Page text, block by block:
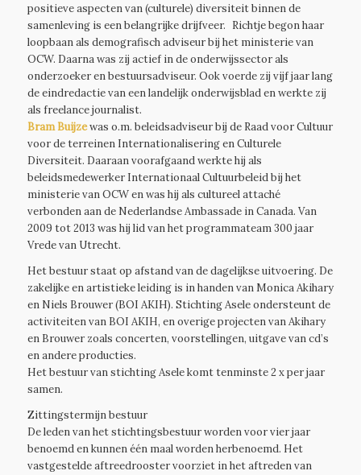
positieve aspecten van (culturele) diversiteit binnen de
samenleving is een belangrijke drijfveer. Richtje begon haar
loopbaan als demografisch adviseur bij het ministerie van
OCW. Daarna was zij actief in de onderwijssector als
onderzoeker en bestuursadviseur. Ook voerde zij vijf jaar lang
de eindredactie van een landelijk onderwijsblad en werkte zij
als freelance journalist.
Bram Buijzewas o.m. beleidsadviseur bij de Raad voor Cultuur
voor de terreinen Internationalisering en Culturele
Diversiteit. Daaraan voorafgaand werkte hij als
beleidsmedewerker Internationaal Cultuurbeleid bij het
ministerie van OCW en was hij als cultureel attaché
verbonden aan de Nederlandse Ambassade in Canada. Van
2009 tot 2013 was hij lid van het programmateam 300 jaar
Vrede van Utrecht.
Het bestuur staat op afstand van de dagelijkse uitvoering. De
zakelijke en artistieke leiding is in handen van Monica Akihary
en Niels Brouwer (BOI AKIH). Stichting Asele ondersteunt de
activiteiten van BOI AKIH, en overige projecten van Akihary
en Brouwer zoals concerten, voorstellingen, uitgave van cd’s
en andere producties.
Het bestuur van stichting Asele komt tenminste 2 x per jaar
samen.
Zittingstermijn bestuur
De leden van het stichtingsbestuur worden voor vier jaar
benoemd en kunnen één maal worden herbenoemd. Het
vastgestelde aftreedrooster voorziet in het aftreden van